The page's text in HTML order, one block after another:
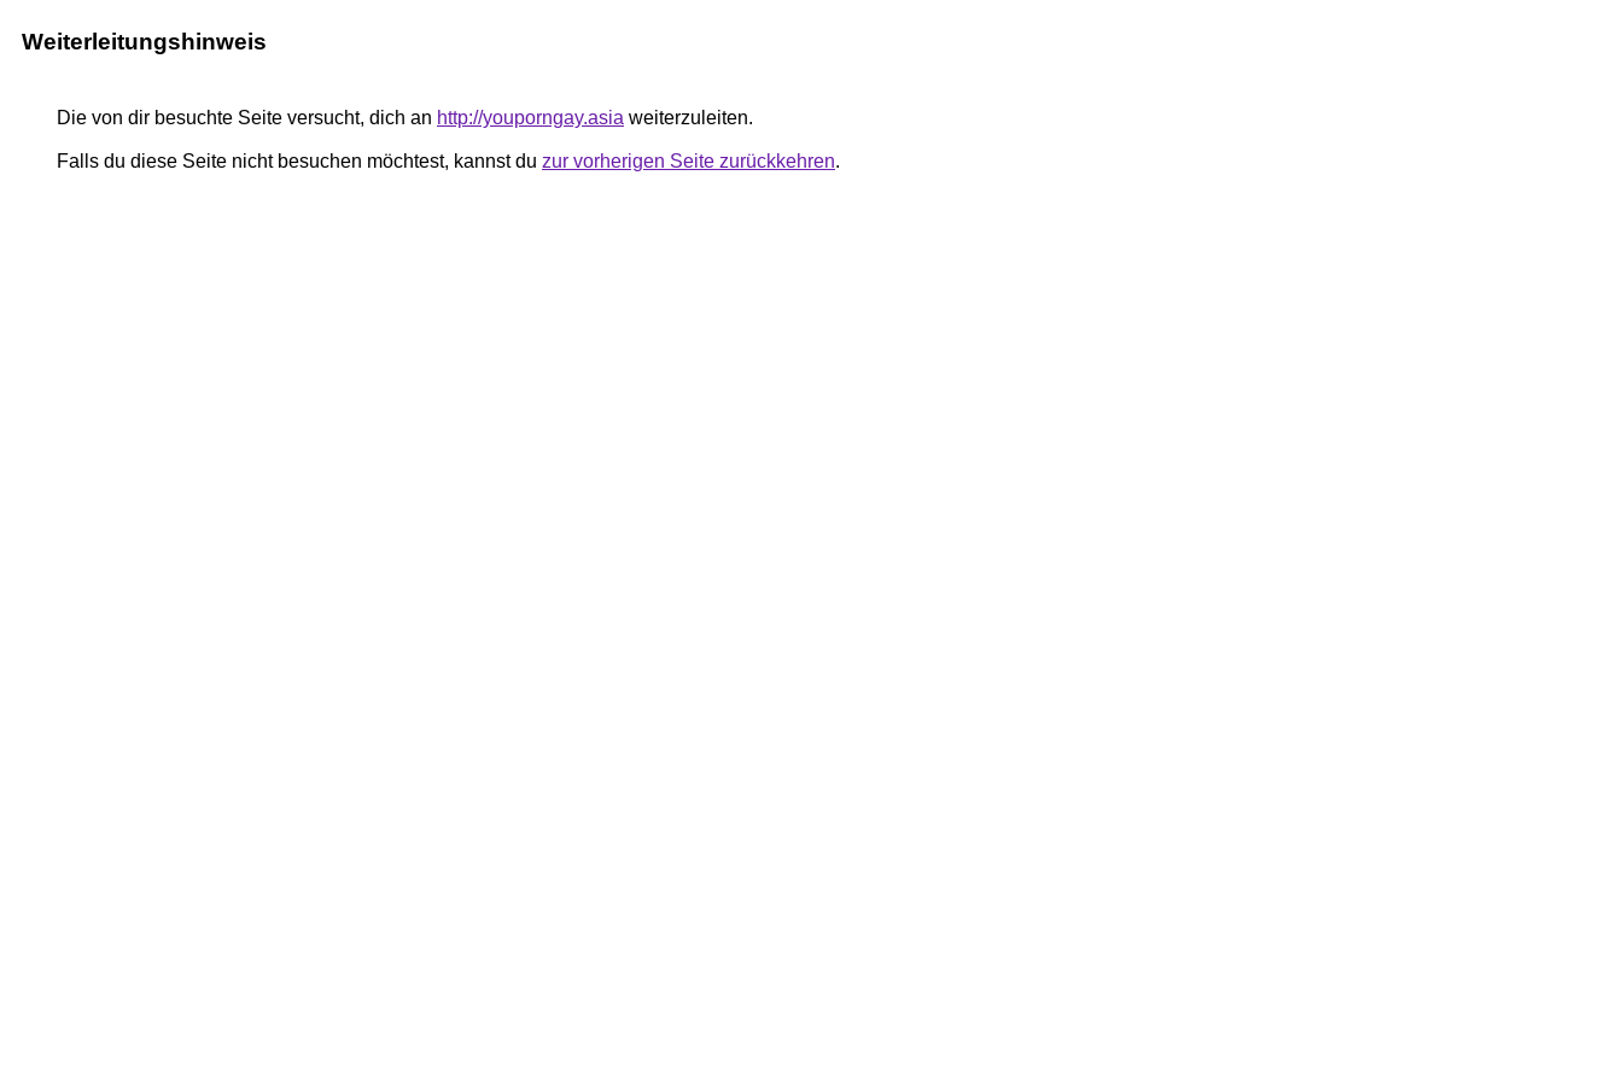
Weiterleitungshinweis
Die von dir besuchte Seite versucht, dich an http://youporngay.asia weiterzuleiten.
Falls du diese Seite nicht besuchen möchtest, kannst du zur vorherigen Seite zurückkehren.